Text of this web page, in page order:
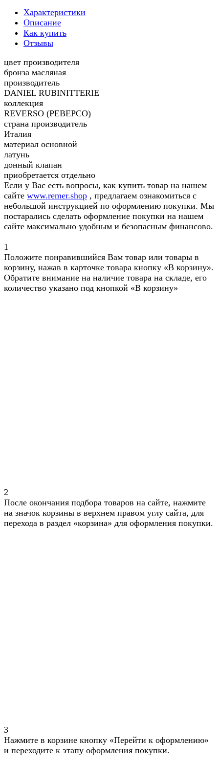
Характеристики
Описание
Как купить
Отзывы
цвет производителя
бронза масляная
производитель
DANIEL RUBINITTERIE
коллекция
REVERSO (РЕВЕРСО)
страна производитель
Италия
материал основной
латунь
донный клапан
приобретается отдельно
Если у Вас есть вопросы, как купить товар на нашем
сайте www.remer.shop , предлагаем ознакомиться с
небольшой инструкцией по оформлению покупки. Мы
постарались сделать оформление покупки на нашем
сайте максимально удобным и безопасным финансово.
1
Положите понравившийся Вам товар или товары в
корзину, нажав в карточке товара кнопку «В корзину».
Обратите внимание на наличие товара на складе, его
количество указано под кнопкой «В корзину»
2
После окончания подбора товаров на сайте, нажмите
на значок корзины в верхнем правом углу сайта, для
перехода в раздел «корзина» для оформления покупки.
3
Нажмите в корзине кнопку «Перейти к оформлению»
и переходите к этапу оформления покупки.